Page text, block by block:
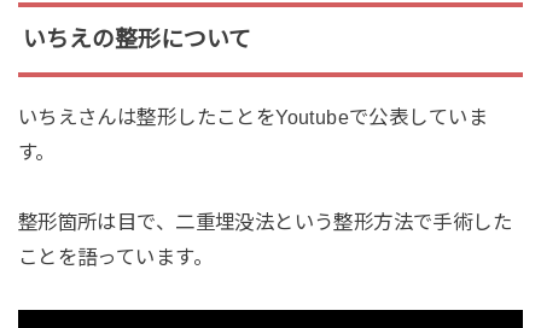
いちえの整形について
いちえさんは整形したことをYoutubeで公表していま
す。
整形箇所は目で、二重埋没法という整形方法で手術した
ことを語っています。